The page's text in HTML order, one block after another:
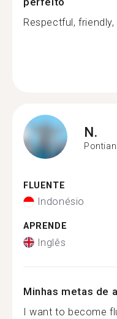
Respectful, friendly,
N.
FLUENTE
Indonésio
APRENDE
Inglês
Minhas metas de
I want to become